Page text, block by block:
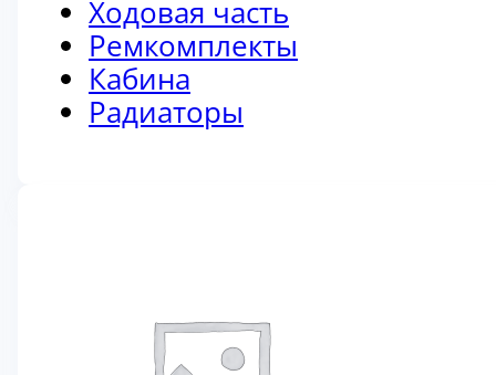
Ходовая часть
Ремкомплекты
Кабина
Радиаторы